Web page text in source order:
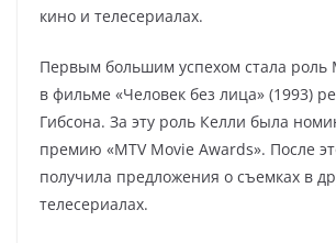
кино и телесериалах.
Первым большим успехом стала роль
в фильме «Человек без лица» (1993)
Гибсона. За эту роль Келли была
премию «MTV Movie Awards». После
получила предложения о съемках в
телесериалах.